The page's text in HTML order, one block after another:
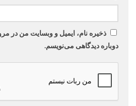
ذخیره نام، ایمیل و وبسایت من در
دوباره دیدگاهی می‌نویسم.